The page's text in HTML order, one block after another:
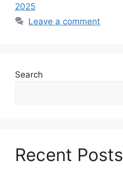
2025
Leave a comment
Search
Recent Posts